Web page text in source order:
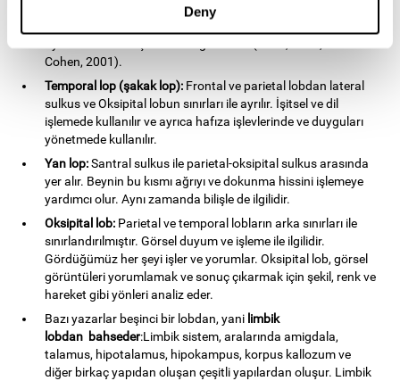
Deny
problem çözme, yargılama ve dürtü kontrolü ile empati,
Cohen, 2001).
Temporal lop (şakak lop): Frontal ve parietal lobdan lateral
sulkus ve Oksipital lobun sınırları ile ayrılır. İşitsel ve dil
işlemede kullanılır ve ayrıca hafıza işlevlerinde ve duyguları
yönetmede kullanılır.
Yan lop:Santral sulkus ile parietal-oksipital sulkus arasında
yer alır. Beynin bu kısmı ağrıyı ve dokunma hissini işlemeye
yardımcı olur. Aynı zamanda bilişle de ilgilidir.
Oksipital lob: Parietal ve temporal lobların arka sınırları ile
sınırlandırılmıştır. Görsel duyum ve işleme ile ilgilidir.
Gördüğümüz her şeyi işler ve yorumlar. Oksipital lob, görsel
görüntüleri yorumlamak ve sonuç çıkarmak için şekil, renk ve
hareket gibi yönleri analiz eder.
Bazı yazarlar beşinci bir lobdan, yani limbik
lobdan bahseder:Limbik sistem, aralarında amigdala,
talamus, hipotalamus, hipokampus, korpus kallozum ve
diğer birkaç yapıdan oluşan çeşitli yapılardan oluşur. Limbik